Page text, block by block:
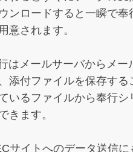
ンロードすると一瞬で奉
意されます。
はメールサーバからメー
添付ファイルを保存する
いるファイルから奉行シ
きます。
サイトへのデータ送信に